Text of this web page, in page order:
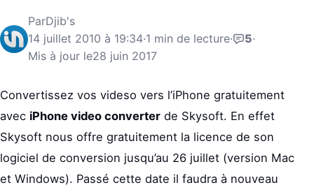
ParDjib's
14 juillet 2010 à 19:34·1 min de lecture· 5·
Mis à jour le28 juin 2017
Convertissez vos videso vers l’iPhone gratuitement
avec iPhone video converter de Skysoft. En effet
Skysoft nous offre gratuitement la licence de son
logiciel de conversion jusqu’au 26 juillet (version Mac
et Windows). Passé cette date il faudra à nouveau